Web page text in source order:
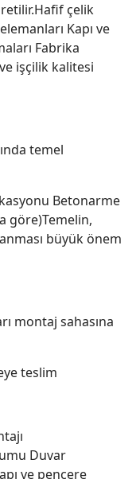
çelik
Kapı ve
Fabrika
işçilik kalitesi
temel
Betonarme
göre)Temelin,
büyük önem
montaj sahasına
teslim
Duvar
ve pencere